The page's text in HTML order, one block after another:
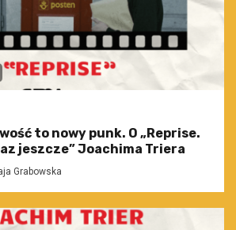
to nowy punk. O „Reprise.
jeszcze” Joachima Triera
Grabowska